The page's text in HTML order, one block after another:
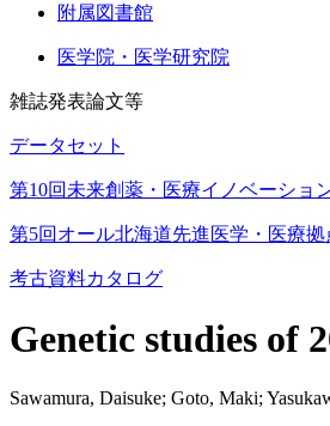
附属図書館
医学院・医学研究院
雑誌発表論文等
データセット
第10回未来創薬・医療イノベーショ
第5回オール北海道先進医学・医療
考古資料カタログ
Genetic studies of
Sawamura, Daisuke; Goto, Maki;